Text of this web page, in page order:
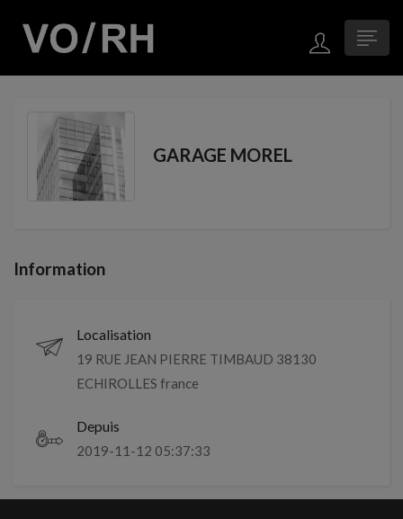
GARAGE MOREL
Information
Localisation
19 RUE JEAN PIERRE TIMBAUD 38130
ECHIROLLES france
Depuis
2019-11-12 05:37:33